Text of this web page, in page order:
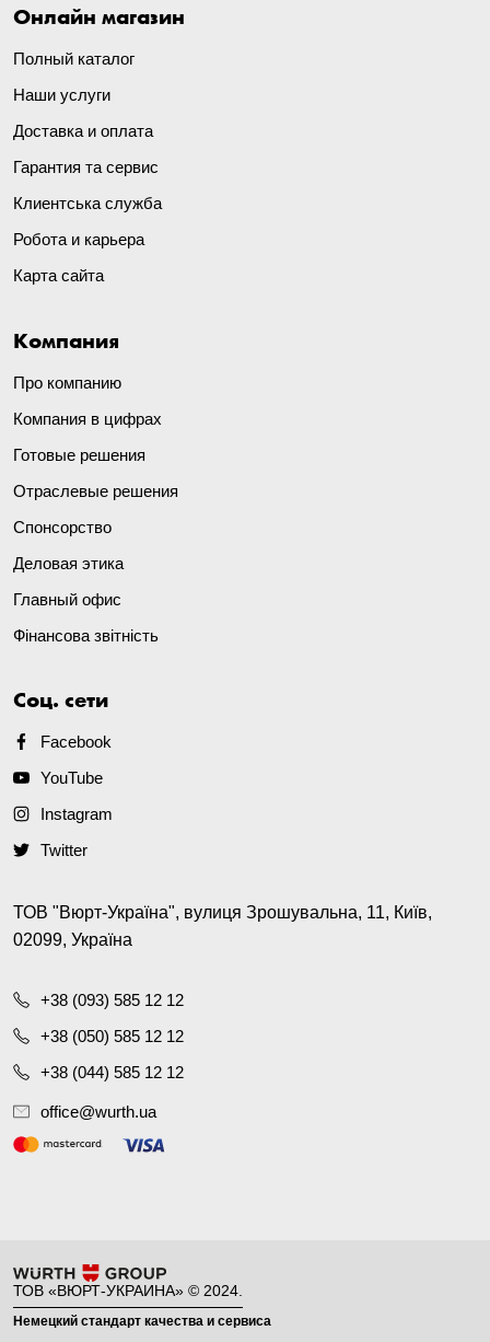
Онлайн магазин
Полный каталог
Наши услуги
Доставка и оплата
Гарантия та сервис
Клиентська служба
Робота и карьера
Карта сайта
Компания
Про компанию
Компания в цифрах
Готовые решения
Отраслевые решения
Спонсорство
Деловая этика
Главный офис
Фінансова звітність
Соц. сети
Facebook
YouTube
Instagram
Twitter
ТОВ "Вюрт-Україна", вулиця Зрошувальна, 11, Київ,
02099, Україна
+38 (093) 585 12 12
+38 (050) 585 12 12
+38 (044) 585 12 12
office@wurth.ua
ТОВ «ВЮРТ-УКРАИНА» © 2024.
Немецкий стандарт качества и сервиса